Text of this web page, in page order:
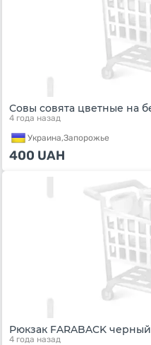
Совы совята цветные на
4 года назад
Украина,Запорожье
400 UAH
Рюкзак FARABACK
4 года назад